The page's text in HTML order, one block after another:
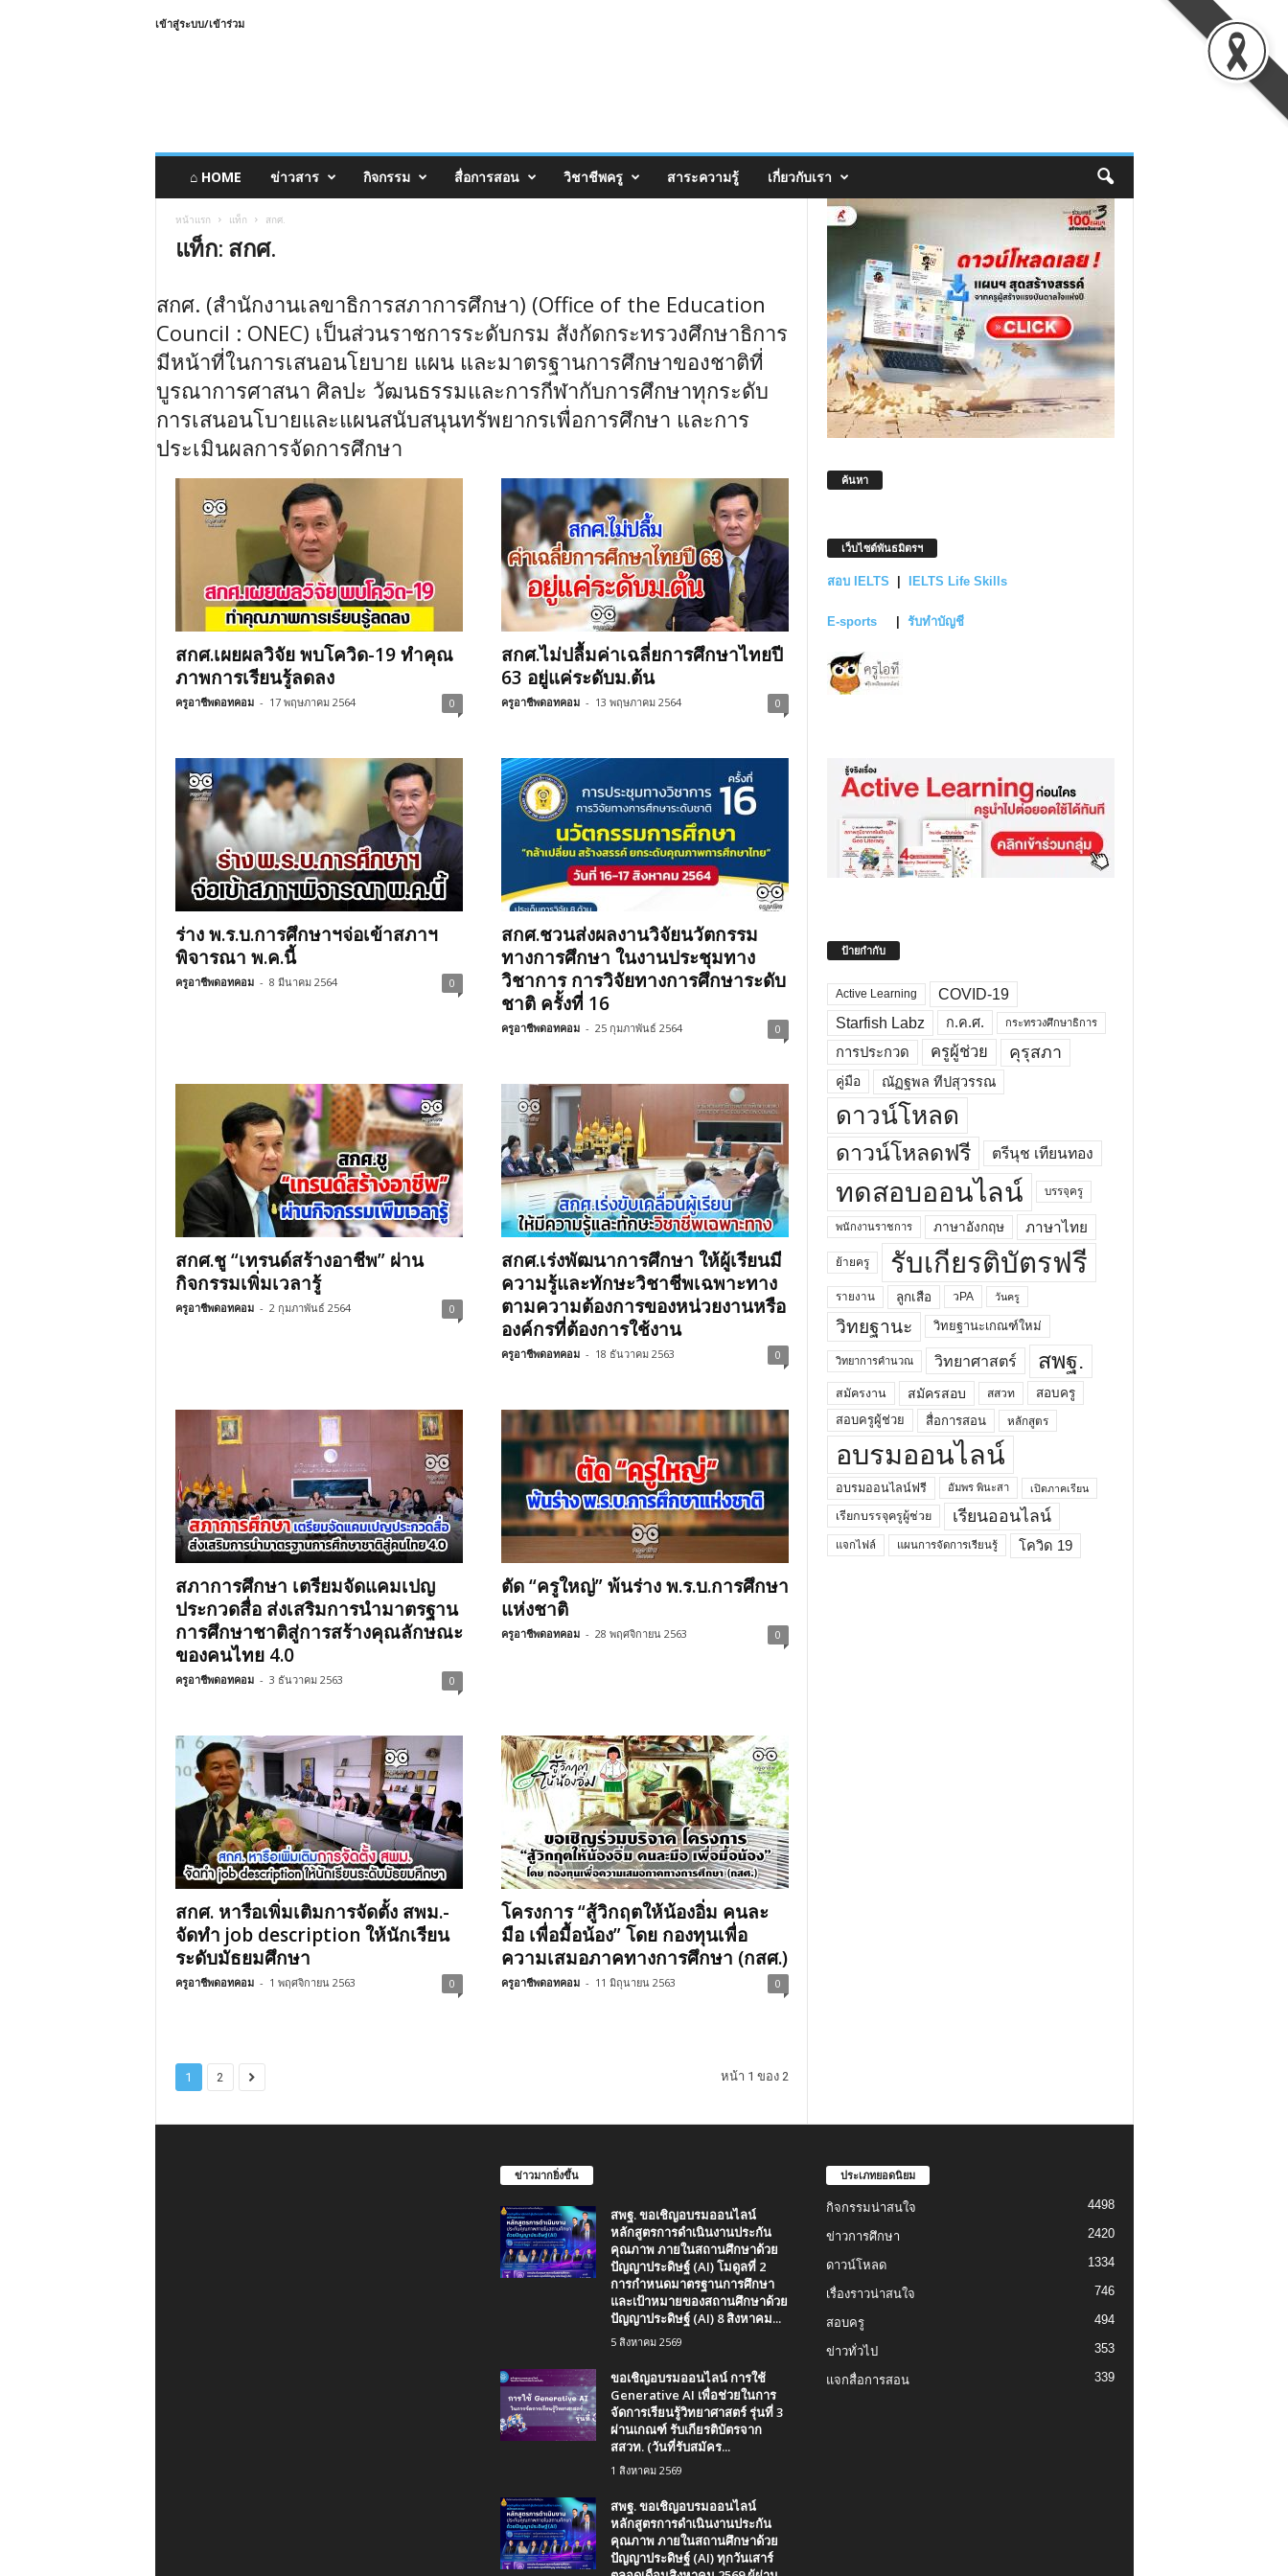
เข้าสู่ระบบ/เข้าร่วม
⌂ HOME ข่าวสาร กิจกรรม สื่อการสอน วิชาชีพครู สาระความรู้ เกี่ยวกับเรา
หน้าแรก แท็ก สกศ.
แท็ก: สกศ.
สกศ. (สำนักงานเลขาธิการสภาการศึกษา) (Office of the Education
Council : ONEC) เป็นส่วนราชการระดับกรม สังกัดกระทรวงศึกษาธิการ
มีหน้าที่ในการเสนอนโยบาย แผน และมาตรฐานการศึกษาของชาติที่
บูรณาการศาสนา ศิลปะ วัฒนธรรมและการกีฬากับการศึกษาทุกระดับ
การเสนอนโบายและแผนสนับสนุนทรัพยากรเพื่อการศึกษา และการ
ประเมินผลการจัดการศึกษา
สกศ.เผยผลวิจัย พบโควิด-19 ทำคุณ
ภาพการเรียนรู้ลดลง
ครูอาชีพดอทคอม - 17 พฤษภาคม 2564 0
สกศ.ไม่ปลื้มค่าเฉลี่ยการศึกษาไทยปี
63 อยู่แค่ระดับม.ต้น
ครูอาชีพดอทคอม - 13 พฤษภาคม 2564 0
ร่าง พ.ร.บ.การศึกษาฯจ่อเข้าสภาฯ
พิจารณา พ.ค.นี้
ครูอาชีพดอทคอม - 8 มีนาคม 2564 0
สกศ.ชวนส่งผลงานวิจัยนวัตกรรม
ทางการศึกษา ในงานประชุมทาง
วิชาการ การวิจัยทางการศึกษาระดับ
ชาติ ครั้งที่ 16
ครูอาชีพดอทคอม - 25 กุมภาพันธ์ 2564 0
สกศ.ชู “เทรนด์สร้างอาชีพ” ผ่าน
กิจกรรมเพิ่มเวลารู้
ครูอาชีพดอทคอม - 2 กุมภาพันธ์ 2564 0
สกศ.เร่งพัฒนาการศึกษา ให้ผู้เรียนมี
ความรู้และทักษะวิชาชีพเฉพาะทาง
ตามความต้องการของหน่วยงานหรือ
องค์กรที่ต้องการใช้งาน
ครูอาชีพดอทคอม - 18 ธันวาคม 2563 0
สภาการศึกษา เตรียมจัดแคมเปญ
ประกวดสื่อ ส่งเสริมการนำมาตรฐาน
การศึกษาชาติสู่การสร้างคุณลักษณะ
ของคนไทย 4.0
ครูอาชีพดอทคอม - 3 ธันวาคม 2563 0
ตัด “ครูใหญ่” พ้นร่าง พ.ร.บ.การศึกษา
แห่งชาติ
ครูอาชีพดอทคอม - 28 พฤศจิกายน 2563 0
สกศ. หารือเพิ่มเติมการจัดตั้ง สพม.-
จัดทำ job description ให้นักเรียน
ระดับมัธยมศึกษา
ครูอาชีพดอทคอม - 1 พฤศจิกายน 2563 0
โครงการ “สู้วิกฤตให้น้องอิ่ม คนละ
มือ เพื่อมื้อน้อง” โดย กองทุนเพื่อ
ความเสมอภาคทางการศึกษา (กสศ.)
ครูอาชีพดอทคอม - 11 มิถุนายน 2563 0
1 2 หน้า 1 ของ 2
ค้นหา
เว็บไซต์พันธมิตรฯ
สอบ IELTS IELTS Life Skills
E-sports รับทำบัญชี
ป้ายกำกับ
Active Learning
COVID-19
Starfish Labz
ก.ค.ศ. กระทรวงศึกษาธิการ
การประกวด ครูผู้ช่วย คุรุสภา
คู่มือ ณัฏฐพล ทีปสุวรรณ
ดาวน์โหลด
ดาวน์โหลดฟรี ตรีนุช เทียนทอง
ทดสอบออนไลน์ บรรจุครู
พนักงานราชการ ภาษาอังกฤษ ภาษาไทย
ย้ายครู รับเกียรติบัตรฟรี
รายงาน ลูกเสือ วPA วันครู
วิทยฐานะ วิทยฐานะเกณฑ์ใหม่
วิทยาการคำนวณ วิทยาศาสตร์ สพฐ.
สมัครงาน สมัครสอบ สสวท
สอบครู
สอบครูผู้ช่วย
สื่อการสอน หลักสูตร
อบรมออนไลน์
อบรมออนไลน์ฟรี อัมพร พินะสา เปิดภาคเรียน
เรียกบรรจุครูผู้ช่วย เรียนออนไลน์
แจกไฟล์ แผนการจัดการเรียนรู้ โควิด 19
ข่าวมากยิ่งขึ้น
สพฐ. ขอเชิญอบรมออนไลน์
หลักสูตรการดำเนินงานประกัน
คุณภาพ ภายในสถานศึกษาด้วย
ปัญญาประดิษฐ์ (AI) โมดูลที่ 2
การกำหนดมาตรฐานการศึกษา
และเป้าหมายของสถานศึกษาด้วย
ปัญญาประดิษฐ์ (AI) 8 สิงหาคม...
5 สิงหาคม 2569
ขอเชิญอบรมออนไลน์ การใช้
Generative AI เพื่อช่วยในการ
จัดการเรียนรู้วิทยาศาสตร์ รุ่นที่ 3
ผ่านเกณฑ์ รับเกียรติบัตรจาก
สสวท. (วันที่รับสมัคร...
1 สิงหาคม 2569
สพฐ. ขอเชิญอบรมออนไลน์
หลักสูตรการดำเนินงานประกัน
คุณภาพ ภายในสถานศึกษาด้วย
ปัญญาประดิษฐ์ (AI) ทุกวันเสาร์
ประเภทยอดนิยม
กิจกรรมน่าสนใจ 4498
ข่าวการศึกษา 2420
ดาวน์โหลด 1334
เรื่องราวน่าสนใจ 746
สอบครู 494
ข่าวทั่วไป 353
แจกสื่อการสอน 339